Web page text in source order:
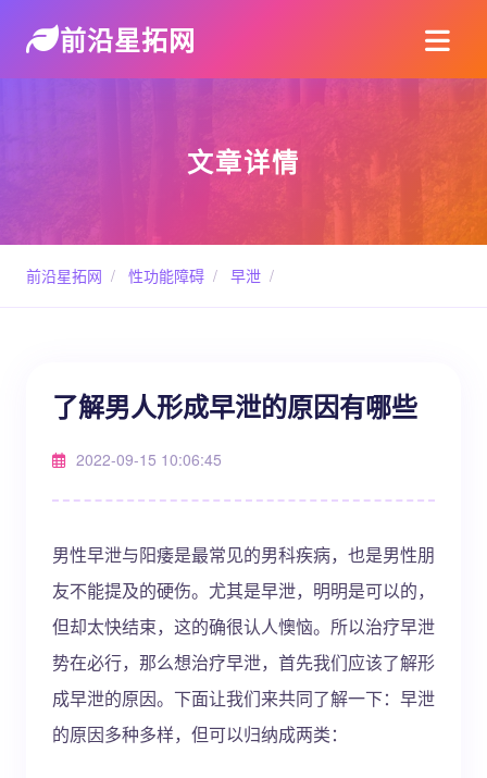
前沿星拓网
文章详情
前沿星拓网 / 性功能障碍 / 早泄 /
了解男人形成早泄的原因有哪些
2022-09-15 10:06:45
男性早泄与阳痿是最常见的男科疾病，也是男性朋
友不能提及的硬伤。尤其是早泄，明明是可以的，
但却太快结束，这的确很认人懊恼。所以治疗早泄
势在必行，那么想治疗早泄，首先我们应该了解形
成早泄的原因。下面让我们来共同了解一下：早泄
的原因多种多样，但可以归纳成两类：